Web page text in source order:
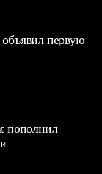
первую
пополнил